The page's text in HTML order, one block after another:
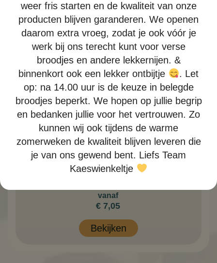
Beenham Deluxe
Beenham, ei-salade en sla
vanaf
7,05
Bekijken
Parmaham
vanaf
€ 7,05
Bekijken
weer fris starten en de kwaliteit van onze
producten blijven garanderen. We openen
daarom extra vroeg, zodat je ook vóór je
werk bij ons terecht kunt voor verse
broodjes en andere lekkernijen. &
binnenkort ook een lekker ontbijtje
. Let
op: na 14.00 uur is de keuze in belegde
broodjes beperkt. We hopen op jullie begrip
en bedanken jullie voor het vertrouwen. Zo
kunnen wij ook tijdens de warme
zomerweken de kwaliteit blijven leveren die
je van ons gewend bent. Liefs Team
Kaeswienkeltje